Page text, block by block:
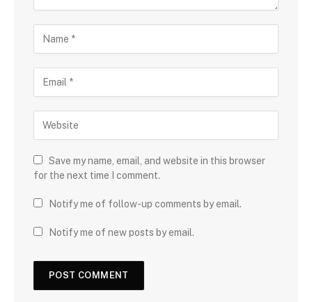
Save my name, email, and website in this browser
for the next time I comment.
Notify me of follow-up comments by email.
Notify me of new posts by email.